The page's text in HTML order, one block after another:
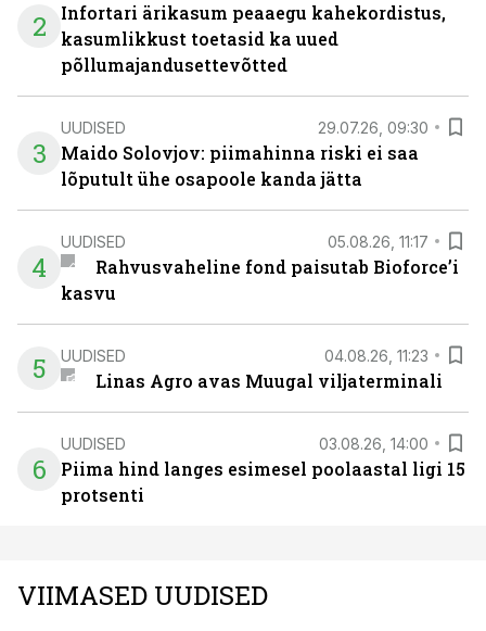
2
Infortari ärikasum peaaegu kahekordistus,
kasumlikkust toetasid ka uued
põllumajandusettevõtted
3
UUDISED 29.07.26, 09:30
Maido Solovjov: piimahinna riski ei saa
lõputult ühe osapoole kanda jätta
4
UUDISED 05.08.26, 11:17
Rahvusvaheline fond paisutab Bioforce’i
kasvu
5 UUDISED 04.08.26, 11:23
Linas Agro avas Muugal viljaterminali
6
UUDISED 03.08.26, 14:00
Piima hind langes esimesel poolaastal ligi 15
protsenti
VIIMASED UUDISED